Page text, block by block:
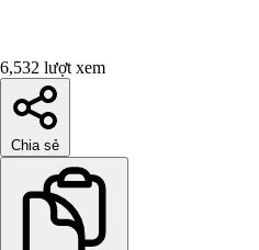
6,532 lượt xem
Chia sẻ